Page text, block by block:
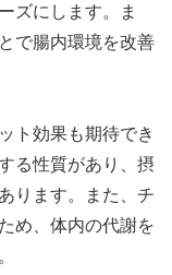
ズにします。ま
で腸内環境を改善
ト効果も期待でき
る性質があり、摂
ります。また、チ
め、体内の代謝を